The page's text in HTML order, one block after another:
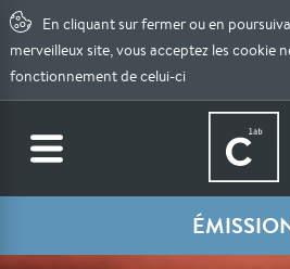
En cliquant sur fermer ou en
merveilleux site, vous acceptez les cookie
fonctionnement de celui-ci